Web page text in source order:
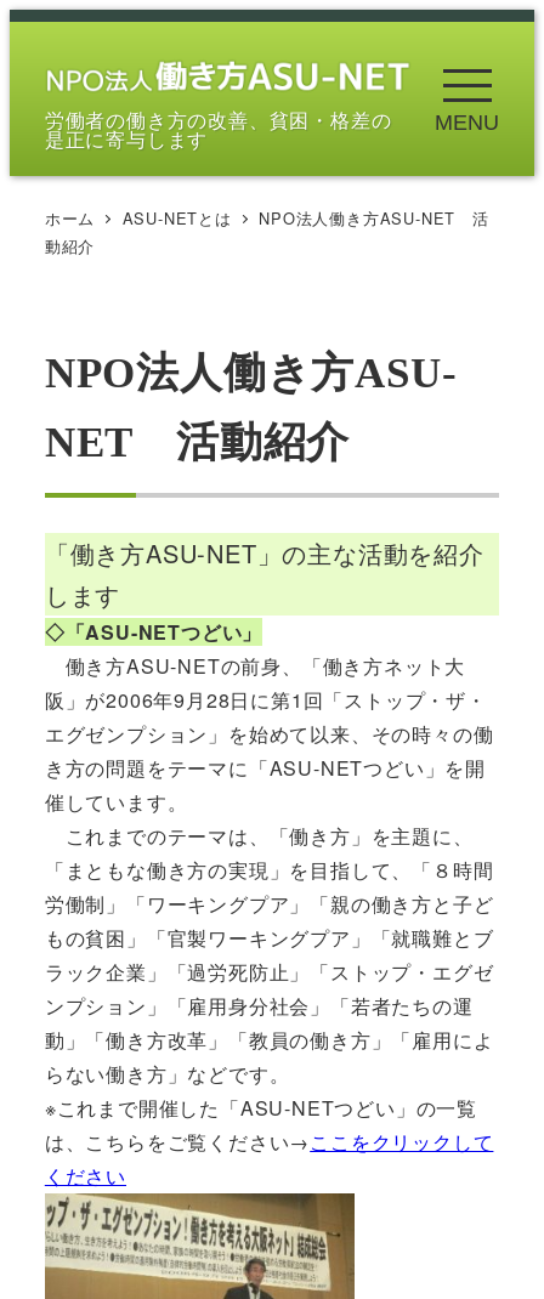
メ
労働者の働き方の改善、貧困・格差の
是正に寄与します
MENU
ホーム ASU-NETとは
NPO法人働き方ASU-NET 活
動紹介
NPO法人働き方ASU-
NET 活動紹介
「働き方ASU-NET」の主な活動を紹介
します
◇「ASU-NETつどい」
働き方ASU-NETの前身、「働き方ネット大
阪」が2006年9月28日に第1回「ストップ・ザ・
エグゼンプション」を始めて以来、その時々の働
き方の問題をテーマに「ASU-NETつどい」を開
催しています。
これまでのテーマは、「働き方」を主題に、
「まともな働き方の実現」を目指して、「８時間
労働制」「ワーキングプア」「親の働き方と子ど
もの貧困」「官製ワーキングプア」「就職難とブ
ラック企業」「過労死防止」「ストップ・エグゼ
ンプション」「雇用身分社会」「若者たちの運
動」「働き方改革」「教員の働き方」「雇用によ
らない働き方」などです。
※これまで開催した「ASU-NETつどい」の一覧
は、こちらをご覧ください→ここをクリックして
ください